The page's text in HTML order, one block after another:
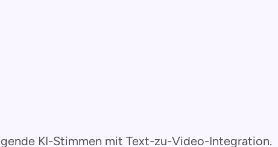
KI-Stimmen mit Text-zu-Video-Integration.